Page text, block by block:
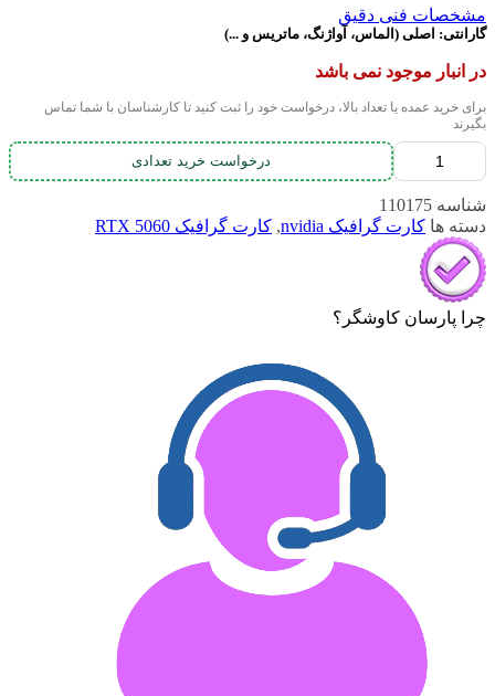
مشخصات فنی دقیق
گارانتی: اصلی (الماس، آواژنگ، ماتریس و ...)
در انبار موجود نمی باشد
برای خرید عمده یا تعداد بالا، درخواست خود را ثبت کنید تا کارشناسان با شما تماس
بگیرند
درخواست خرید تعدادی
شناسه 110175
دسته ها کارت گرافیک nvidia , کارت گرافیک RTX 5060
چرا پارسان کاوشگر؟